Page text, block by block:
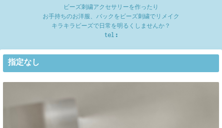
ビーズ刺繍アクセサリーを作ったり
お手持ちのお洋服、バックをビーズ刺繍でリメイク
キラキラビーズで日常を明るくしませんか？
tel :
指定なし